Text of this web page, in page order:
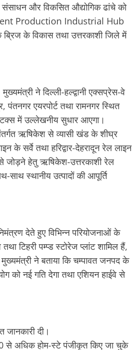
संसाधन और विकसित औद्योगिक ढांचे को
Production Industrial Hub
के विकास तथा उत्तरकाशी जिले में
ने दिल्ली-हल्द्वानी एक्सप्रेस-वे
पंतनगर एयरपोर्ट तथा रामनगर स्थित
में उल्लेखनीय सुधार आएगा।
ऋषिकेश से व्यासी खंड के शीघ्र
के सर्वे तथा हरिद्वार-देहरादून रेल लाइन
से जोड़ने हेतु ऋषिकेश-उत्तरकाशी रेल
साथ स्थानीय उत्पादों की आपूर्ति
देते हुए विभिन्न परियोजनाओं के
टिहरी पम्प्ड स्टोरेज प्लांट शामिल हैं,
मुख्यमंत्री ने बताया कि चम्पावत जनपद के
को नई गति देगा तथा एशियन हाईवे से
जानकारी दी।
से अधिक होम-स्टे पंजीकृत किए जा चुके